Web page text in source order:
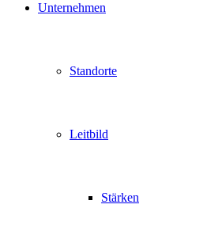
Unternehmen
Standorte
Leitbild
Stärken